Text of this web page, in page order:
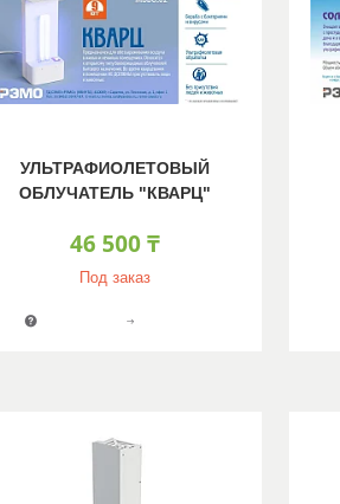
УЛЬТРАФИОЛЕТОВЫЙ
ОБЛУЧАТЕЛЬ "КВАРЦ"
46 500 ₸
Под заказ